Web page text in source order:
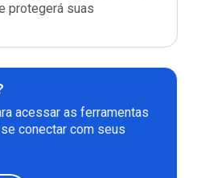
protegerá suas
acessar as ferramentas
conectar com seus